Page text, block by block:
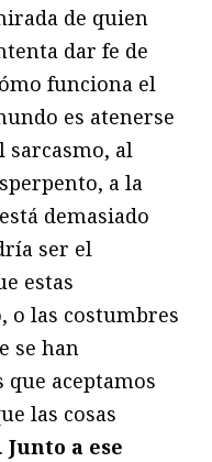
de quien
dar fe de
funciona el
es atenerse
sarcasmo, al
a la
demasiado
ser el
estas
o las costumbres
se han
aceptamos
las cosas
Junto a ese